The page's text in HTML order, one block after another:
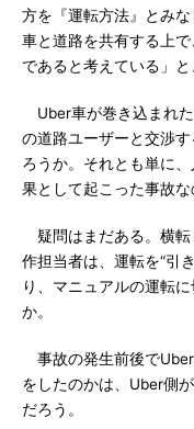
方を『運転方法』とみ
車と道路を共有する上
であると考えている」と
Uber車が巻き込まれ
の道路ユーザーと交渉
ろうか。それとも単に
果として起こった事故な
疑問はまだある。横転
作担当者は、運転を“引
り、マニュアルの運転
か。
事故の発生前後で
をしたのかは、Uber側
だろう。